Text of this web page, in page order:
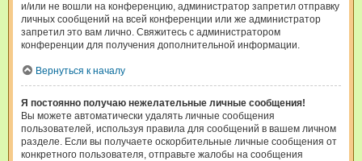
и/или не вошли на конференцию, администратор запретил отправку
личных сообщений на всей конференции или же администратор
запретил это вам лично. Свяжитесь с администратором
конференции для получения дополнительной информации.
Вернуться к началу
Я постоянно получаю нежелательные личные сообщения!
Вы можете автоматически удалять личные сообщения
пользователей, используя правила для сообщений в вашем личном
разделе. Если вы получаете оскорбительные личные сообщения от
конкретного пользователя, отправьте жалобы на сообщения